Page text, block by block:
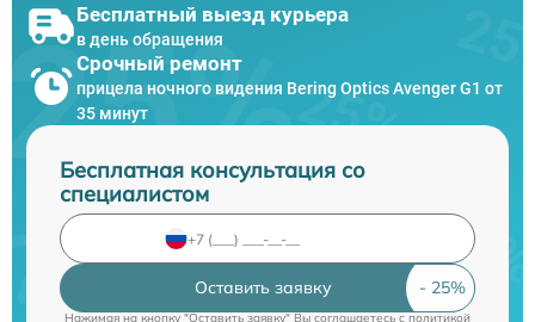
Бесплатный выезд курьера
в день обращения
Срочный ремонт
прицела ночного видения Bering Optics Avenger G1 от
35 минут
Бесплатная консультация со
специалистом
Оставить заявку
Нажимая на кнопку "Оставить заявку" Вы соглашаетесь cполитикой